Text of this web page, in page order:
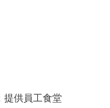
提供員工食堂